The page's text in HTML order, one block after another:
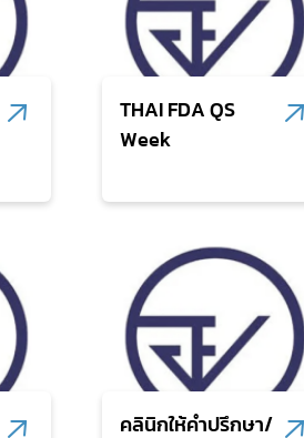
THAI FDA QS
Week
คลินิกให้คำปรึกษา/